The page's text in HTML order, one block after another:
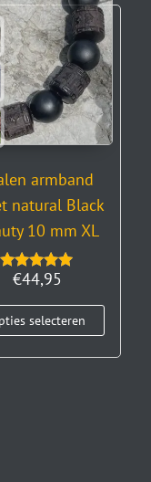
armband
natural Black
10 mm XL
Gewaardeerd
uit 5
€44,95
selecteren